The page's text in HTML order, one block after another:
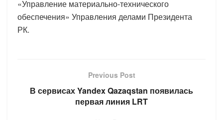
«Управление материально-технического
обеспечения» Управления делами Президента
РК.
Previous Post
В сервисах Yandex Qazaqstan появилась
первая линия LRT